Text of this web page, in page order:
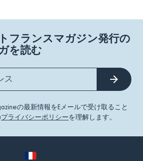
フランスマガジン発行の
を読む
の最新情報をEメールで受け取ること
プライバシーポリシーを理解します。